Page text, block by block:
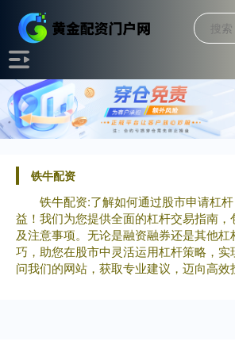
铁牛配资
铁牛配资:了解如何通过股市申请杠
益！我们为您提供全面的杠杆交易指南，
及注意事项。无论是融资融券还是其他
巧，助您在股市中灵活运用杠杆策略，
问我们的网站，获取专业建议，迈向高效